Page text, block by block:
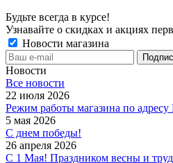
Будьте всегда в курсе!
Узнавайте о скидках и акциях
Новости магазина
Новости
Все новости
22 июля 2026
Режим работы магазина по
5 мая 2026
С днем победы!
26 апреля 2026
С 1 Мая! Праздником весны и